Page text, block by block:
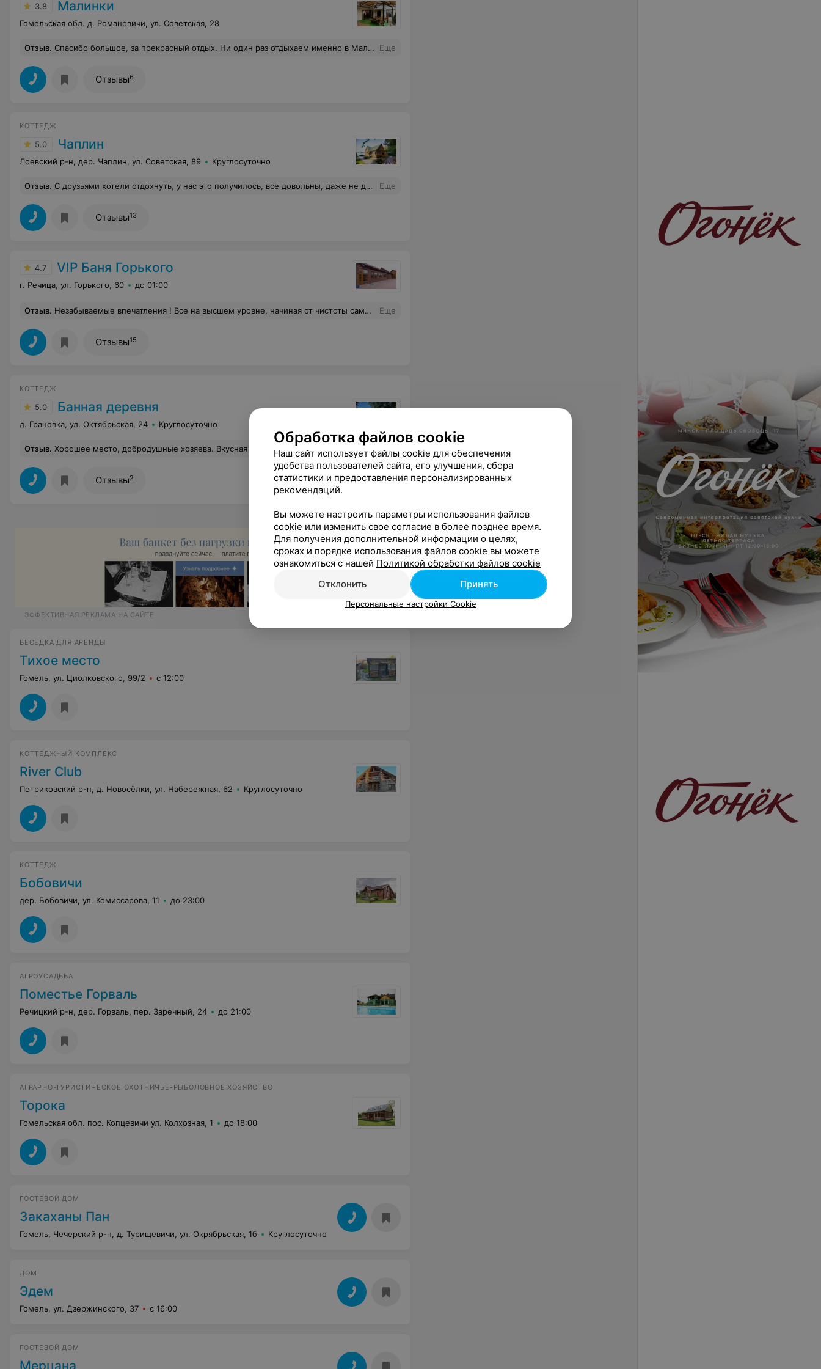
3.8 Малинки
Гомельская обл. д. Романовичи, ул. Советская, 28
Отзыв. Спасибо большое, за прекрасный отдых. Ни один раз отдыхаем именно в Малинках и остаемся всегда довольными. Очень уютно и чисто, что немаловажно для посетителей. Приятная атмосфера. В общем, одним словом супер. Кто любит себя и ценит качественный отдых, Вам сюда. Еще
Отзывы6
КОТТЕДЖ
5.0 Чаплин
Лоевский р-н, дер. Чаплин, ул. Советская, 89 Круглосуточно
Отзыв. С друзьями хотели отдохнуть, у нас это получилось, все довольны, даже не думали что все так понравится, красивое место, чистый воздух, отличная баня, красивый лес, рыбалка. Советую всем кто на думается ехать в это прекрасное место, обязательно придем еще. Еще
Отзывы13
4.7 VIP Баня Горького
г. Речица, ул. Горького, 60 до 01:00
Отзыв. Незабываемые впечатления ! Все на высшем уровне, начиная от чистоты самого заведения до обслуживания . Отдельная благодарность Веронике , коммуникабельная , отзывчивая … Спасибо огромное за организацию моего праздника . Рекомендую всем желающим …. Еще
Отзывы15
КОТТЕДЖ
5.0 Банная деревня
д. Грановка, ул. Октябрьская, 24 Круглосуточно
Отзыв. Хорошее место, добродушные хозяева. Вкусная еда, хорошее сочетание цены и порции.) Еще
Отзывы2
ЭФФЕКТИВНАЯ РЕКЛАМА НА САЙТЕ
БЕСЕДКА ДЛЯ АРЕНДЫ
Тихое место
Гомель, ул. Циолковского, 99/2 с 12:00
КОТТЕДЖНЫЙ КОМПЛЕКС
River Club
Петриковский р-н, д. Новосёлки, ул. Набережная, 62 Круглосуточно
КОТТЕДЖ
Бобовичи
дер. Бобовичи, ул. Комиссарова, 11 до 23:00
АГРОУСАДЬБА
Поместье Горваль
Речицкий р-н, дер. Горваль, пер. Заречный, 24 до 21:00
АГРАРНО-ТУРИСТИЧЕСКОЕ ОХОТНИЧЬЕ-РЫБОЛОВНОЕ ХОЗЯЙСТВО
Торока
Гомельская обл. пос. Копцевичи ул. Колхозная, 1 до 18:00
ГОСТЕВОЙ ДОМ
Закаханы Пан
Гомель, Чечерский р-н, д. Турищевичи, ул. Окрябрьская, 1б Круглосуточно
ДОМ
Эдем
Гомель, ул. Дзержинского, 37 с 16:00
ГОСТЕВОЙ ДОМ
Мерцана
Обработка файлов cookie
Наш сайт использует файлы cookie для обеспечения
удобства пользователей сайта, его улучшения, сбора
статистики и предоставления персонализированных
рекомендаций.
Вы можете настроить параметры использования файлов
cookie или изменить свое согласие в более позднее время.
Для получения дополнительной информации о целях,
сроках и порядке использования файлов cookie вы можете
ознакомиться с нашей Политикой обработки файлов cookie
Отклонить
Принять
Персональные настройки Cookie